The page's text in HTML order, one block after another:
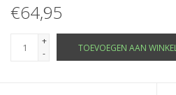
€64,95
+
-
TOEVOEGEN AAN